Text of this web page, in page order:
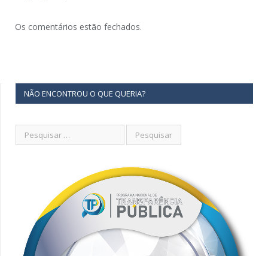
Os comentários estão fechados.
NÃO ENCONTROU O QUE QUERIA?